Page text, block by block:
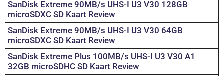
SanDisk Extreme 90MB/s UHS-I U3 V30 128GB
microSDXC SD Kaart Review
SanDisk Extreme 90MB/s UHS-I U3 V30 64GB
microSDXC SD Kaart Review
SanDisk Extreme Plus 100MB/s UHS-I U3 V30 A1
32GB microSDHC SD Kaart Review